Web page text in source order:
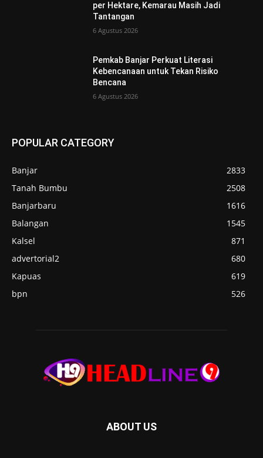
per Hektare, Kemarau Masih Jadi
Tantangan
6 Agustus 2026
Pemkab Banjar Perkuat Literasi
Kebencanaan untuk Tekan Risiko
Bencana
6 Agustus 2026
POPULAR CATEGORY
Banjar
2833
Tanah Bumbu
2508
Banjarbaru
1616
Balangan
1545
Kalsel
871
advertorial2
680
Kapuas
619
bpn
526
ABOUT US